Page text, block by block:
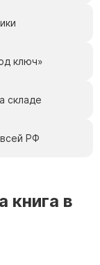
ключ»
складе
РФ
книга в